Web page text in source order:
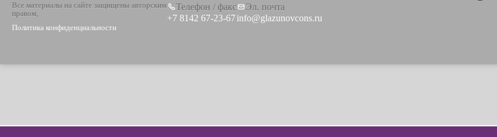
Все материалы на сайте защищены авторским
правом,
Политика конфиденциальности
Телефон / факс
+7 8142 67-23-67
Эл. почта
info@glazunovcons.ru